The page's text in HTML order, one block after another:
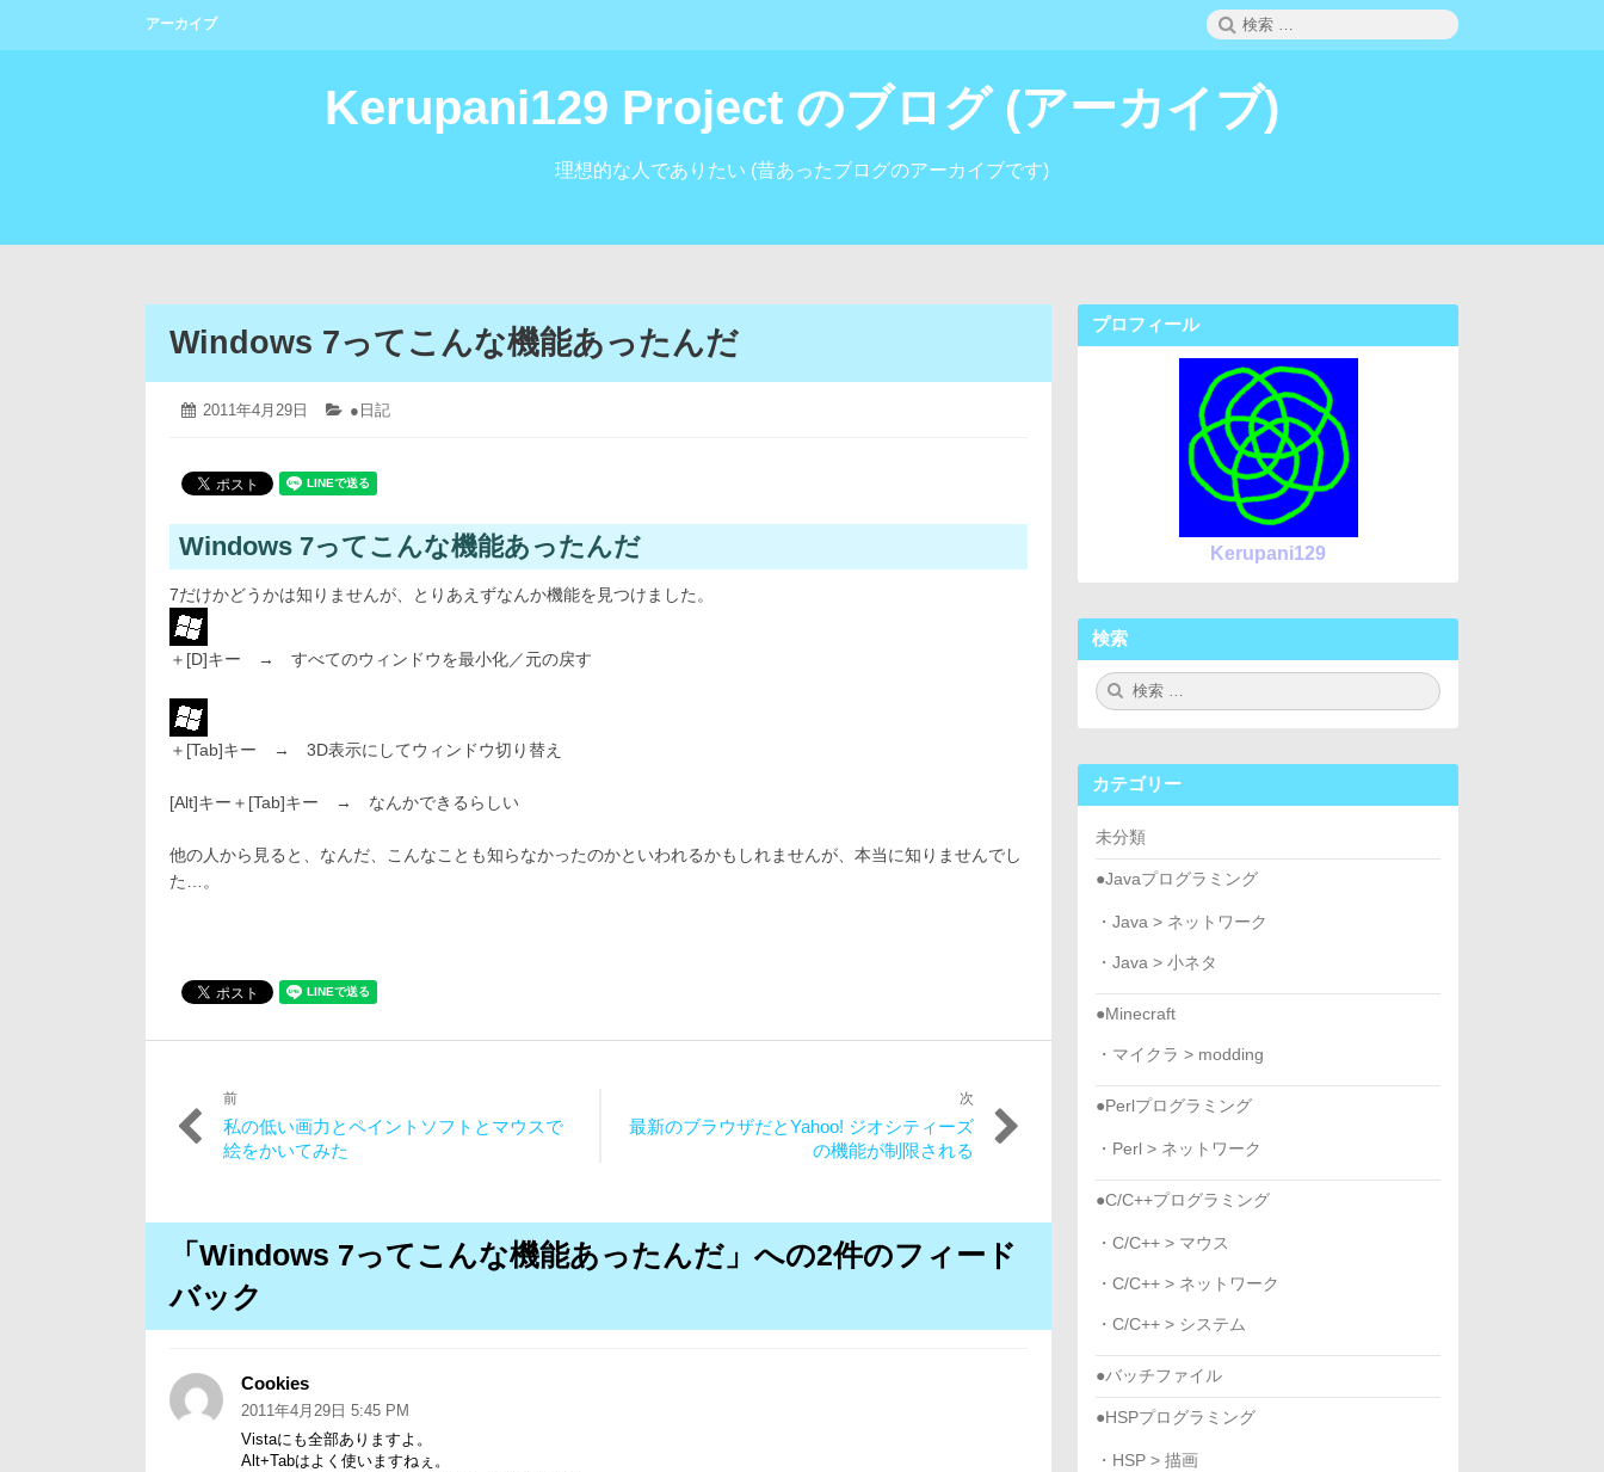
アーカイブ
検
索:
Kerupani129 Project のブログ (アーカイブ)
理想的な人でありたい (昔あったブログのアーカイブです)
Windows 7ってこんな機能あったんだ
投
2011年4月29日
2019
月
12
カ
リ
ー:
●日記
Windows 7ってこんな機能あったんだ
7だけかどうかは知りませんが、とりあえずなんか機能を見つけました。
＋[D]キー → すべてのウィンドウを最小化／元の戻す
＋[Tab]キー → 3D表示にしてウィンドウ切り替え
[Alt]キー＋[Tab]キー → なんかできるらしい
他の人から見ると、なんだ、こんなことも知らなかったのかといわれるかもしれませんが、本当に知りませんでし
た…。
投
稿
ビ
ゲ
ー
シ
ョ
ン
前
過
去
私の低い画力とペイントソフトとマウスで
絵をかいてみた
次
次最新のブラウザだとYahoo! ジオシティーズ
の機能が制限される
「Windows 7ってこんな機能あったんだ」への2件のフィード
バック
Cookies
り:
2011年4月29日 5:45 PM
Vistaにも全部ありますよ。
Alt+Tabはよく使いますねぇ。
プロフィール
Kerupani129
検索
検
索:
カテゴリー
未分類
●Javaプログラミング
・Java > ネットワーク
・Java > 小ネタ
●Minecraft
・マイクラ > modding
●Perlプログラミング
・Perl > ネットワーク
●C/C++プログラミング
・C/C++ > マウス
・C/C++ > ネットワーク
・C/C++ > システム
●バッチファイル
●HSPプログラミング
・HSP > 描画